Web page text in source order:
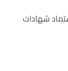
شهادات